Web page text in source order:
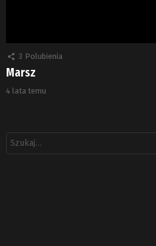
3 Polubienia
Marsz
4 lata temu